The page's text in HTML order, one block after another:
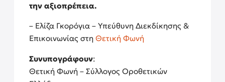
την αξιοπρέπεια.
– Ελίζα Γκορόγια – Υπεύθυνη Διεκδίκησης &
Επικοινωνίας στη Θετική Φωνή
Συνυπογράφουν:
Θετική Φωνή – Σύλλογος Οροθετικών